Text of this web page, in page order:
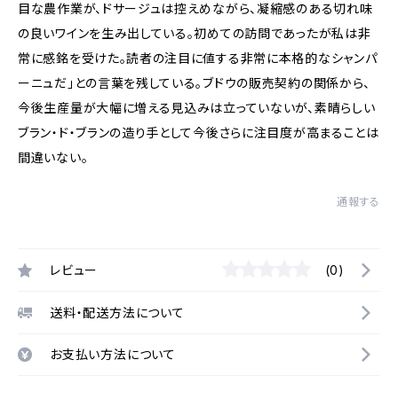
目な農作業が、ドサージュは控えめながら、凝縮感のある切れ味
の良いワインを生み出している。初めての訪問であったが私は非
常に感銘を受けた。読者の注目に値する非常に本格的なシャンパ
ーニュだ」との言葉を残している。ブドウの販売契約の関係から、
今後生産量が大幅に増える見込みは立っていないが、素晴らしい
ブラン・ド・ブランの造り手として今後さらに注目度が高まることは
間違いない。
通報する
レビュー (0)
送料・配送方法について
お支払い方法について